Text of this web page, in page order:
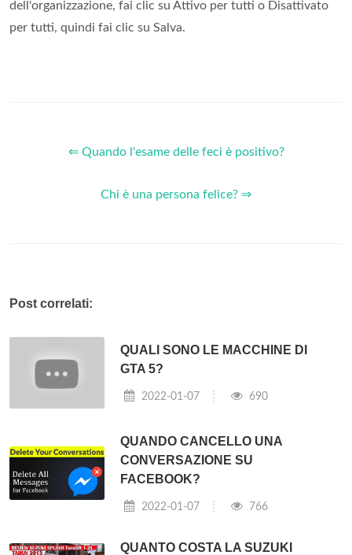
dell'organizzazione, fai clic su Attivo per tutti o Disattivato
per tutti, quindi fai clic su Salva.
⇐ Quando l'esame delle feci è positivo?
Chi è una persona felice? ⇒
Post correlati:
QUALI SONO LE MACCHINE DI
GTA 5?
2022-01-07 690
QUANDO CANCELLO UNA
CONVERSAZIONE SU
FACEBOOK?
2022-01-07 766
QUANTO COSTA LA SUZUKI